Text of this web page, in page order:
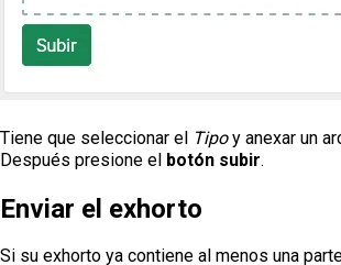
Tiene que seleccionar el Tipoy anexar un
Después presione el botón subir.
Enviar el exhorto
Si su exhorto ya contiene al menos una